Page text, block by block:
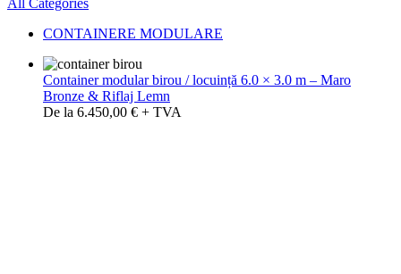
All Categories
CONTAINERE MODULARE
Container modular birou / locuință 6.0 × 3.0 m – Maro
Bronze & Riflaj Lemn
De la 6.450,00 € + TVA